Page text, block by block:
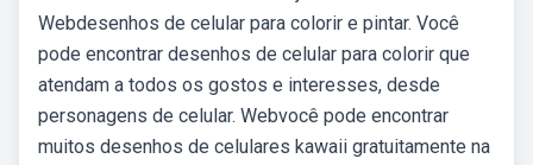
Webdesenhos de celular para colorir e pintar. Você
pode encontrar desenhos de celular para colorir que
atendam a todos os gostos e interesses, desde
personagens de celular. Webvocê pode encontrar
muitos desenhos de celulares kawaii gratuitamente na